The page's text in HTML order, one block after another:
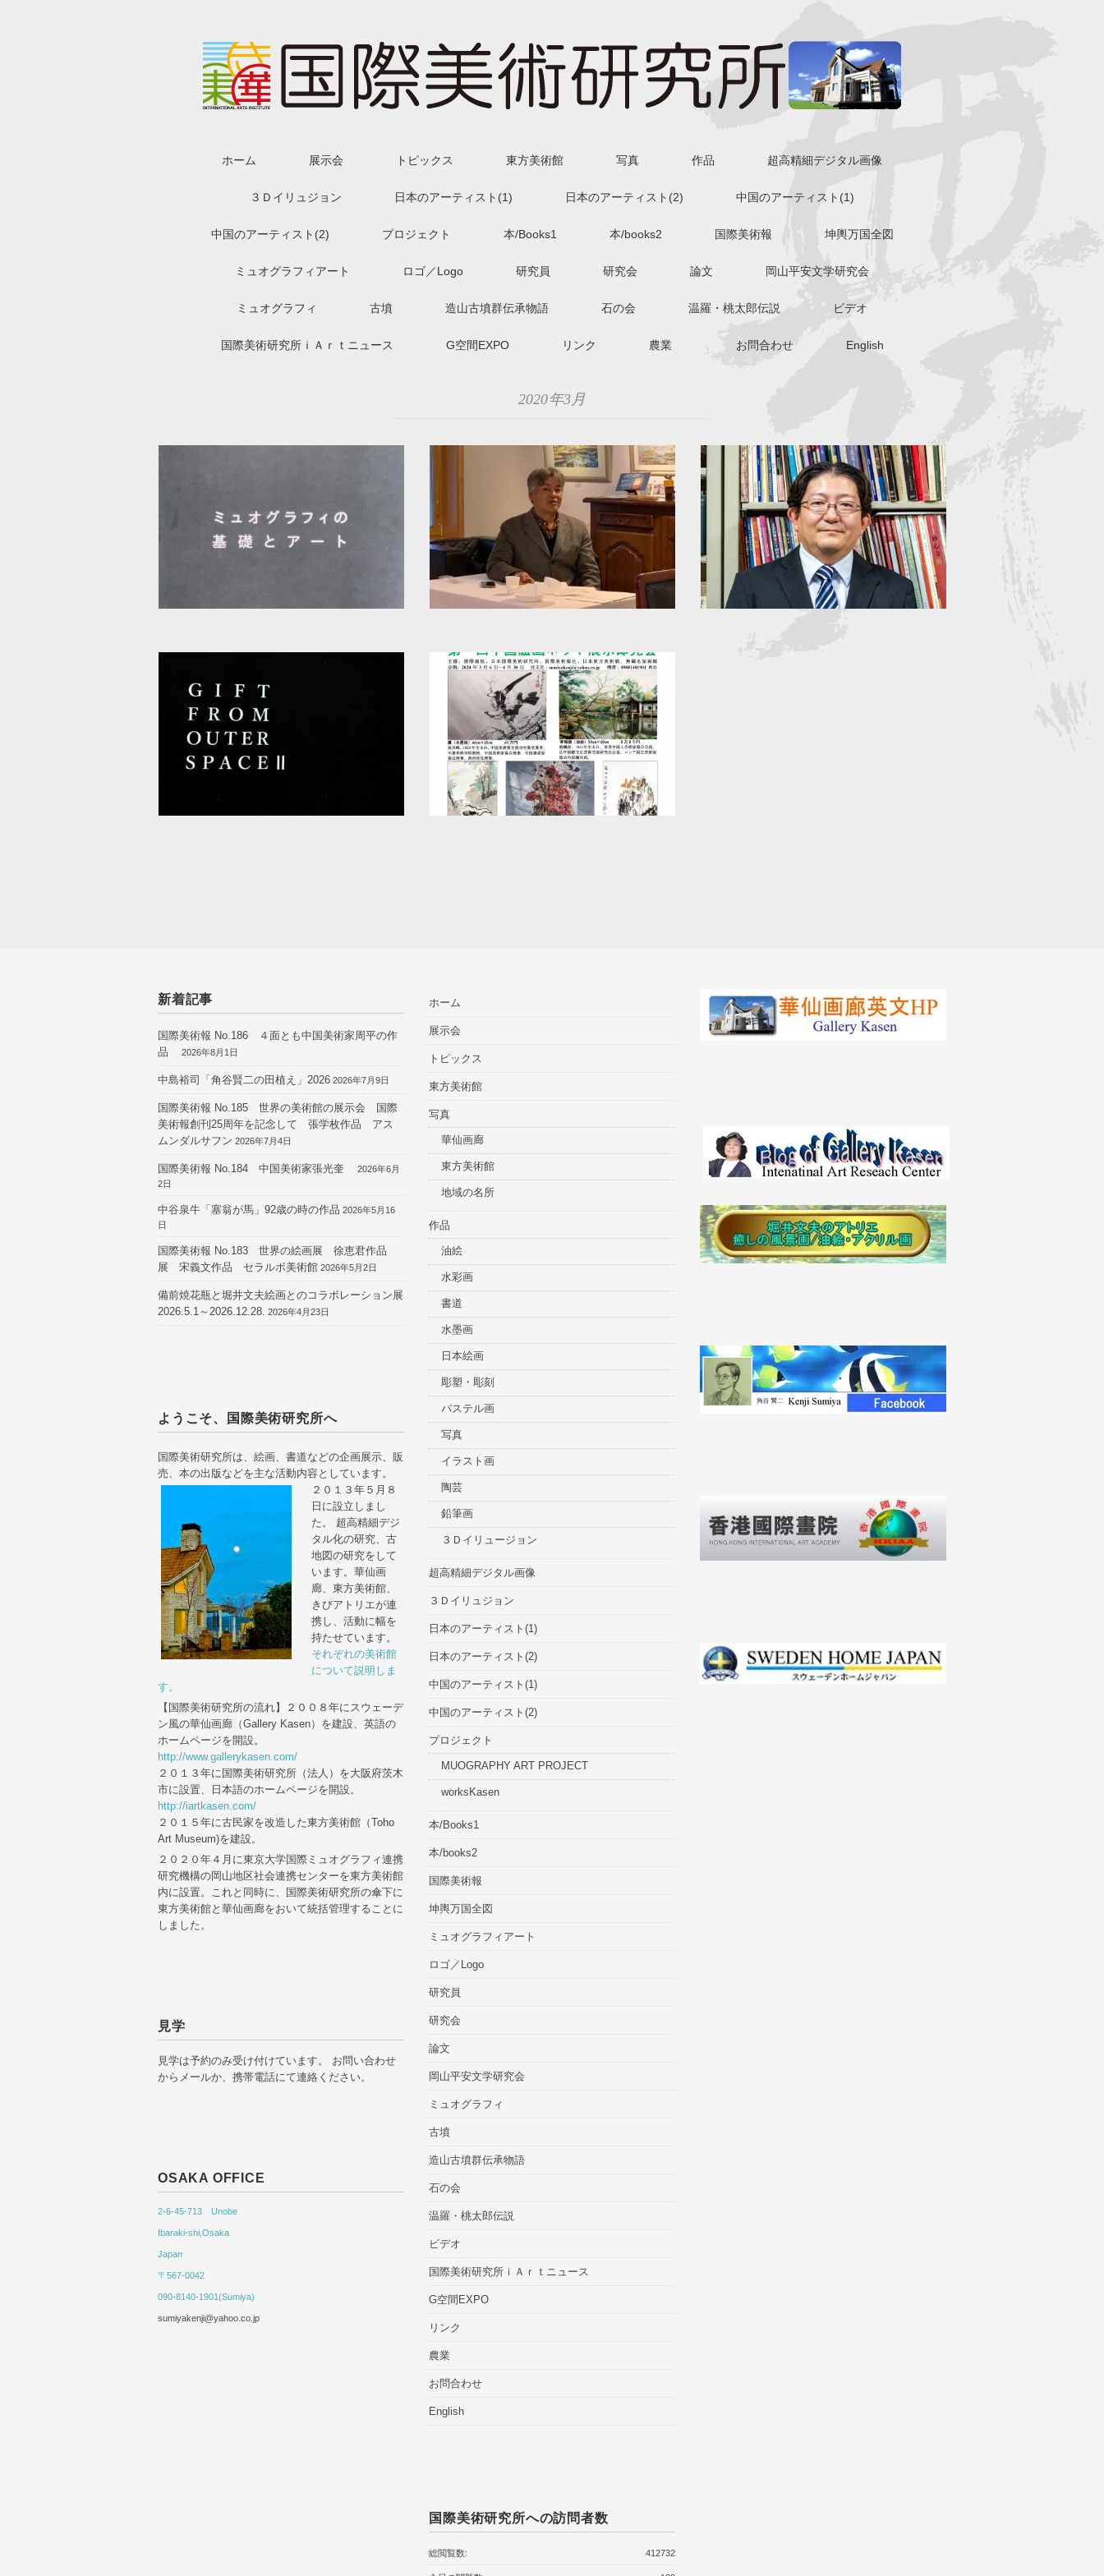
ホーム 展示会 トピックス 東方美術館 写真 作品 超高精細デジタル画像
３Ｄイリュジョン 日本のアーティスト(1) 日本のアーティスト(2) 中国のアーティスト(1)
中国のアーティスト(2) プロジェクト 本/Books1 本/books2 国際美術報 坤輿万国全図
ミュオグラフィアート ロゴ／Logo 研究員 研究会 論文 岡山平安文学研究会
ミュオグラフィ 古墳 造山古墳群伝承物語 石の会 温羅・桃太郎伝説 ビデオ
国際美術研究所ｉＡｒｔニュース G空間EXPO リンク 農業 お問合わせ English
2020年3月
新着記事
国際美術報 No.186 ４面とも中国美術家周平の作
品
2026年8月1日
中島裕司「角谷賢二の田植え」2026 2026年7月9日
国際美術報 No.185 世界の美術館の展示会 国際
美術報創刊25周年を記念して 張学枚作品 アス
ムンダルサフン 2026年7月4日
国際美術報 No.184 中国美術家張光奎
2026年6月
2日
中谷泉牛「塞翁が馬」92歳の時の作品 2026年5月16
日
国際美術報 No.183 世界の絵画展 徐恵君作品
展 宋義文作品 セラルボ美術館 2026年5月2日
備前焼花瓶と堀井文夫絵画とのコラボレーション展
2026.5.1～2026.12.28. 2026年4月23日
ようこそ、国際美術研究所へ
国際美術研究所は、絵画、書道などの企画展示、販
売、本の出版などを主な活動内容としています。
２０１３年５月８
日に設立しまし
た。 超高精細デジ
タル化の研究、古
地図の研究をして
います。華仙画
廊、東方美術館、
きびアトリエが連
携し、活動に幅を
持たせています。
それぞれの美術館
について説明しま
す。
【国際美術研究所の流れ】２００８年にスウェーデ
ン風の華仙画廊（Gallery Kasen）を建設、英語の
ホームページを開設。
http://www.gallerykasen.com/
２０１３年に国際美術研究所（法人）を大阪府茨木
市に設置、日本語のホームページを開設。
http://iartkasen.com/
２０１５年に古民家を改造した東方美術館（Toho
Art Museum)を建設。
２０２０年４月に東京大学国際ミュオグラフィ連携
研究機構の岡山地区社会連携センターを東方美術館
内に設置。これと同時に、国際美術研究所の傘下に
東方美術館と華仙画廊をおいて統括管理することに
しました。
見学
見学は予約のみ受け付けています。 お問い合わせ
からメールか、携帯電話にて連絡ください。
OSAKA OFFICE
2-6-45-713 Unobe
Ibaraki-shi,Osaka
Japan
〒567-0042
090-8140-1901(Sumiya)
sumiyakenji@yahoo.co.jp
ホーム
展示会
トピックス
東方美術館
写真
華仙画廊
東方美術館
地域の名所
作品
油絵
水彩画
書道
水墨画
日本絵画
彫塑・彫刻
パステル画
写真
イラスト画
陶芸
鉛筆画
３Ｄイリュージョン
超高精細デジタル画像
３Ｄイリュジョン
日本のアーティスト(1)
日本のアーティスト(2)
中国のアーティスト(1)
中国のアーティスト(2)
プロジェクト
MUOGRAPHY ART PROJECT
worksKasen
本/Books1
本/books2
国際美術報
坤輿万国全図
ミュオグラフィアート
ロゴ／Logo
研究員
研究会
論文
岡山平安文学研究会
ミュオグラフィ
古墳
造山古墳群伝承物語
石の会
温羅・桃太郎伝説
ビデオ
国際美術研究所ｉＡｒｔニュース
G空間EXPO
リンク
農業
お問合わせ
English
国際美術研究所への訪問者数
412732
総閲覧数: